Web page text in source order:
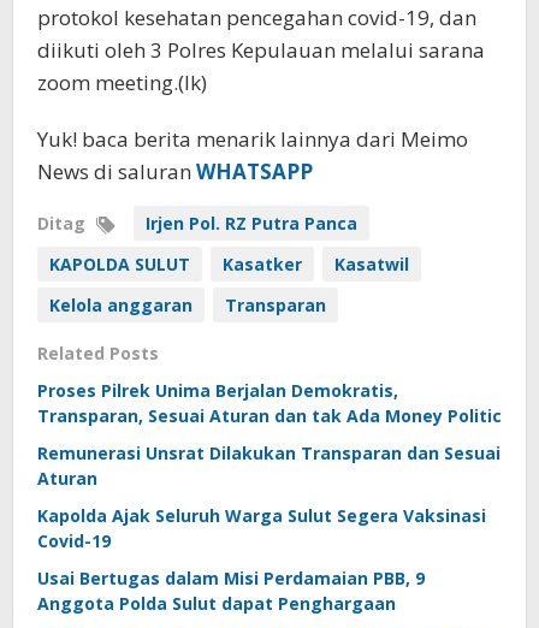
protokol kesehatan pencegahan covid-19, dan
diikuti oleh 3 Polres Kepulauan melalui sarana
zoom meeting.(lk)
Yuk! baca berita menarik lainnya dari Meimo
News di saluran WHATSAPP
Ditag
Irjen Pol. RZ Putra Panca
KAPOLDA SULUT
Kasatker
Kasatwil
Kelola anggaran
Transparan
Related Posts
Proses Pilrek Unima Berjalan Demokratis,
Transparan, Sesuai Aturan dan tak Ada Money Politic
Remunerasi Unsrat Dilakukan Transparan dan Sesuai
Aturan
Kapolda Ajak Seluruh Warga Sulut Segera Vaksinasi
Covid-19
Usai Bertugas dalam Misi Perdamaian PBB, 9
Anggota Polda Sulut dapat Penghargaan